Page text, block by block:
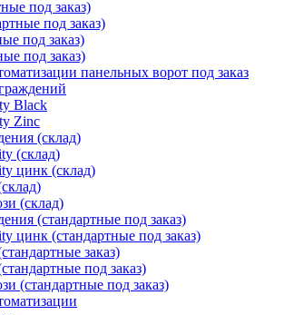
под заказ)
под заказ)
под заказ)
под заказ)
панельных ворот под заказ
Black
Zinc
(склад)
(склад)
цинк (склад)
(склад)
(стандартные под заказ)
цинк (стандартные под заказ)
заказ)
под заказ)
(стандартные под заказ)